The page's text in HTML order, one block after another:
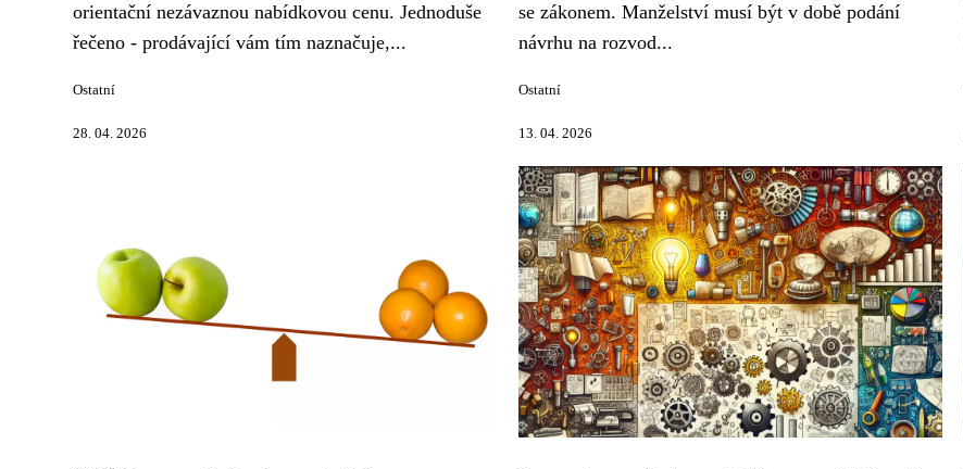
orientační nezávaznou nabídkovou cenu. Jednoduše
řečeno - prodávající vám tím naznačuje,...
Ostatní
28. 04. 2026
se zákonem. Manželství musí být v době podání
návrhu na rozvod...
Ostatní
13. 04. 2026